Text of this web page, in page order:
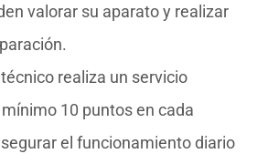
valorar su aparato y realizar
realiza un servicio
10 puntos en cada
el funcionamiento diario